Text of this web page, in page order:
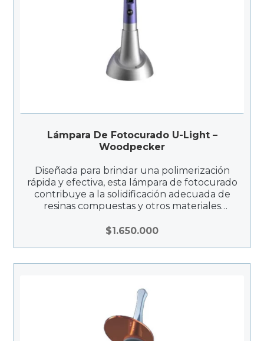
Lámpara De Fotocurado U-Light –
Woodpecker
Diseñada para brindar una polimerización
rápida y efectiva, esta lámpara de fotocurado
contribuye a la solidificación adecuada de
resinas compuestas y otros materiales
herramienta clave en procedimientos
$1.650.000